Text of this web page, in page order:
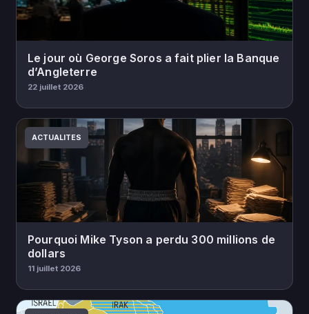
Le jour où George Soros a fait plier la Banque
d’Angleterre
22 juillet 2026
ACTUALITES
Pourquoi Mike Tyson a perdu 300 millions de
dollars
11 juillet 2026